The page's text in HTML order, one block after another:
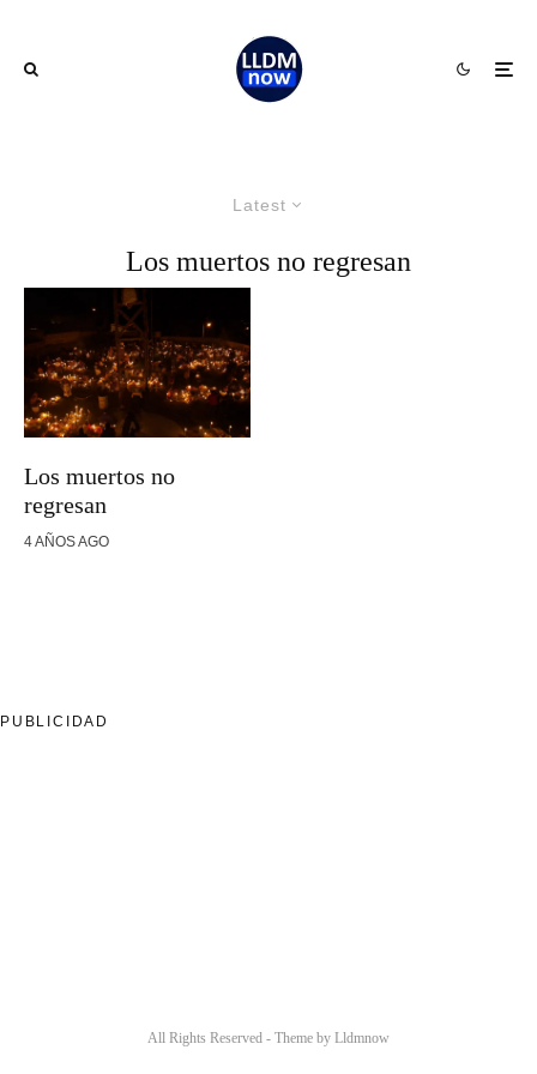
Latest
Los muertos no regresan
Los muertos no
regresan
4 AÑOS AGO
PUBLICIDAD
All Rights Reserved - Theme by Lldmnow